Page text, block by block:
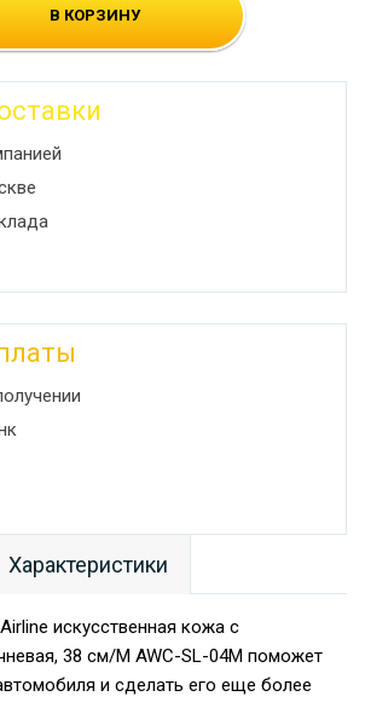
В КОРЗИНУ
Характеристики
искусственная кожа с
38 см/M AWC-SL-04M поможет
и сделать его еще более